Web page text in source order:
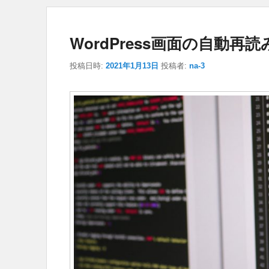
WordPress画面の自動再読
投稿日時: 2021年1月13日 投稿者: na-3